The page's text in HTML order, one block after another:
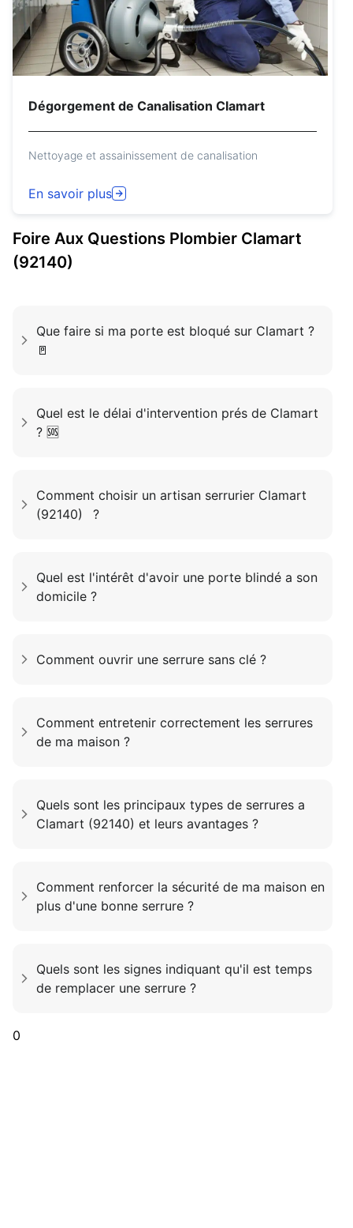
Dégorgement de Canalisation Clamart
Nettoyage et assainissement de canalisation
En savoir plus
Foire Aux Questions Plombier Clamart
(92140)
Que faire si ma porte est bloqué sur Clamart ?
🚪
Quel est le délai d'intervention prés de Clamart
? 🆘
Comment choisir un artisan serrurier Clamart
(92140) ?
Quel est l'intérêt d'avoir une porte blindé a son
domicile ?
Comment ouvrir une serrure sans clé ?
Comment entretenir correctement les serrures
de ma maison ?
Quels sont les principaux types de serrures a
Clamart (92140) et leurs avantages ?
Comment renforcer la sécurité de ma maison en
plus d'une bonne serrure ?
Quels sont les signes indiquant qu'il est temps
de remplacer une serrure ?
0